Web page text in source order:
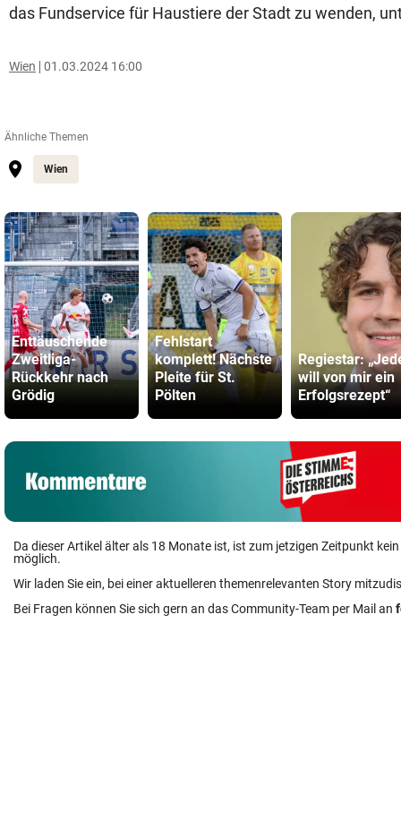
das Fundservice für Haustiere der Stadt zu wenden,
Wien 01.03.2024 16:00
Ähnliche Themen
Wien
Enttäuschende
Zweitliga-
Rückkehr nach
Grödig
Fehlstart
komplett! Nächste
Pleite für St.
Pölten
Regiestar:
will von mir ein
Erfolgsrezept“
Da dieser Artikel älter als 18 Monate ist, ist zum jetzigen Zeitpunkt
möglich.
Wir laden Sie ein, bei einer aktuelleren themenrelevanten Story
Bei Fragen können Sie sich gern an das Community-Team per Mail an